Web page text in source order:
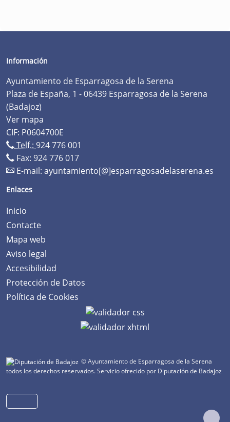
Información
Ayuntamiento de Esparragosa de la Serena
Plaza de España, 1 - 06439 Esparragosa de la Serena
(Badajoz)
Ver mapa
CIF: P0604700E
Telf.: 924 776 001
Fax: 924 776 017
E-mail: ayuntamiento[@]esparragosadelaserena.es
Enlaces
Inicio
Contacte
Mapa web
Aviso legal
Accesibilidad
Protección de Datos
Política de Cookies
© Ayuntamiento de Esparragosa de la Serena
todos los derechos reservados.Servicio ofrecido por Diputación de Badajoz